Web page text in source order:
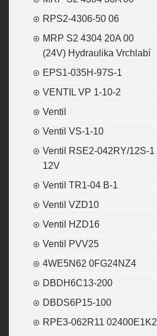
RPS2-4306-50 06
MRP S2 4304 20A 00
(24V) Hydraulika Vrchlabí
EPS1-035H-97S-1
VENTIL VP 1-10-2
Ventil
Ventil VS-1-10
Ventil RSE2-042RY/12S-1
12V
Ventil TR1-04 B-1
Ventil VZD10
Ventil HZD16
Ventil PVV25
4WE5N62 0FG24NZ4
DBDH6C13-200
DBDS6P15-100
RPE3-062R11 02400E1K2